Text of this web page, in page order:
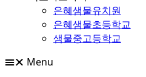
은혜샘물유치원
은혜샘물초등학교
샘물중고등학교
Menu